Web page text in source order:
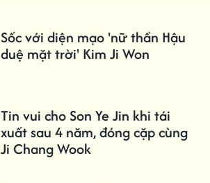
Sốc với diện mạo 'nữ thần Hậu
duệ mặt trời' Kim Ji Won
Tin vui cho Son Ye Jin khi tái
xuất sau 4 năm, đóng cặp cùng
Ji Chang Wook